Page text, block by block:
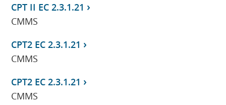
CPT II EC 2.3.1.21
CMMS
CPT2 EC 2.3.1.21
CMMS
CPT2 EC 2.3.1.21
CMMS